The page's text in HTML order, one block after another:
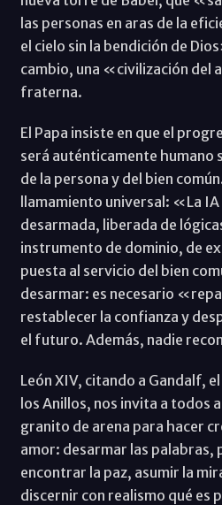
las personas en aras de la
el cielo sin la bendición de
cambio, una «civilización del
fraterna.
El Papa insiste en que el
será auténticamente humano
de la persona y del bien
llamamiento universal: «La
desarmada, liberada de
instrumento de dominio, de
puesta al servicio del bien
desarmar: es necesario
restablecer la confianza y
el futuro. Además, nadie
León XIV, citando a Gandalf,
los Anillos, nos invita a todos
granito de arena para hacer
amor: desarmar las palabras,
encontrar la paz, asumir la
discernir con realismo qué es